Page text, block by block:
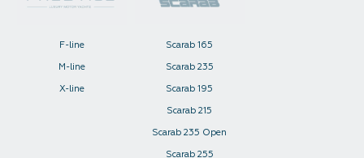
F-line
M-line
X-line
Scarab 165
Scarab 235
Scarab 195
Scarab 215
Scarab 235 Open
Scarab 255